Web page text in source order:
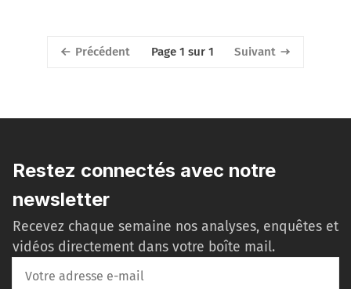
Précédent Page 1 sur 1 Suivant
Restez connectés avec notre
newsletter
Recevez chaque semaine nos analyses, enquêtes et
vidéos directement dans votre boîte mail.